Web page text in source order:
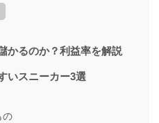
かるのか？利益率を解説
いスニーカー3選
の